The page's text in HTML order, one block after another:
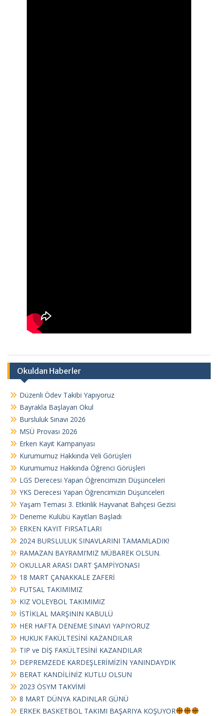
Okuldan Haberler
Düzenli Ödev Takibi Yapıyoruz
Bayrakla Başlayan Okul
Bursluluk Sınavı 2026
MSÜ Provası 2026
Erken Kayıt Kampanyası
Kurumumuz Hakkında Veli Görüşleri
Kurumumuz Hakkında Öğrenci Görüşleri
LGS Derecesi Yapan Öğrencimizin Düşünceleri
YKS Derecesi Yapan Öğrencimizin Düşünceleri
Yaşam Teması 3. Etkinlik Hayvanat Bahçesi Gezisi
Deneme Kulübü Kayıtları Başladı
ERKEN KAYIT FIRSATLARI
2024 BURSLULUK SINAVLARINI TAMAMLADIK!
RAMAZAN BAYRAMI’MIZ MÜBAREK OLSUN.
OKULLAR ARASI DART ŞAMPİYONASI
18 MART ÇANAKKALE ZAFERİ
FUTSAL TAKIMIMIZ
KIZ VOLEYBOL TAKIMIMIZ
İSTİKLAL MARŞININ KABULÜ
HER HAFTA DENEME SINAVI YAPIYORUZ
HUKUK FAKÜLTESİNİ KAZANDILAR
TIP ve DİŞ FAKÜLTESİNİ KAZANDILAR
DEPREMZEDE KARDEŞLERİMİZİN YANINDAYDIK
BERAT KANDİLİNİZ KUTLU OLSUN
2023 ÖSYM TAKVİMİ
8 MART DÜNYA KADINLAR GÜNÜ
ERKEK BASKETBOL TAKIMI BAŞARIYA KOŞUYOR